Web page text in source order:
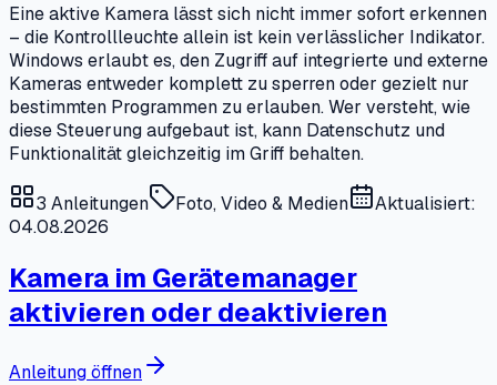
Eine aktive Kamera lässt sich nicht immer sofort erkennen
– die Kontrollleuchte allein ist kein verlässlicher Indikator.
Windows erlaubt es, den Zugriff auf integrierte und externe
Kameras entweder komplett zu sperren oder gezielt nur
bestimmten Programmen zu erlauben. Wer versteht, wie
diese Steuerung aufgebaut ist, kann Datenschutz und
Funktionalität gleichzeitig im Griff behalten.
3 Anleitungen Foto, Video & Medien
Aktualisiert:
04.08.2026
Kamera im Gerätemanager
aktivieren oder deaktivieren
Anleitung öffnen